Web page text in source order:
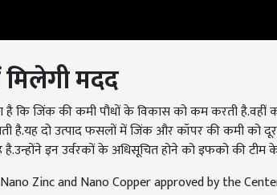
मिलेगी मदद
है कि जिंक की कमी पौधों के विकास को कम करती है.वहीं
है.यह दो उत्पाद फसलों में जिंक और कॉपर की कमी को दूर
इन उर्वरकों के अधिसूचित होने को इफको की टीम
Nano Zinc and Nano Copper approved by the